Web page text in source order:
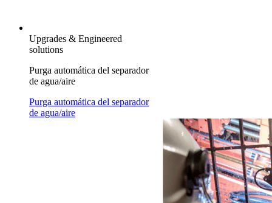
Upgrades & Engineered
solutions
Purga automática del separador
de agua/aire
Purga automática del separador
de agua/aire